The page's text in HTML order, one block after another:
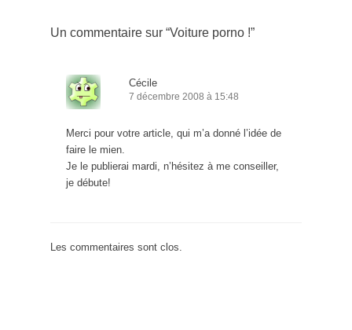
Un commentaire sur “Voiture porno !”
Cécile
7 décembre 2008 à 15:48
Merci pour votre article, qui m’a donné l’idée de
faire le mien.
Je le publierai mardi, n’hésitez à me conseiller,
je débute!
Les commentaires sont clos.